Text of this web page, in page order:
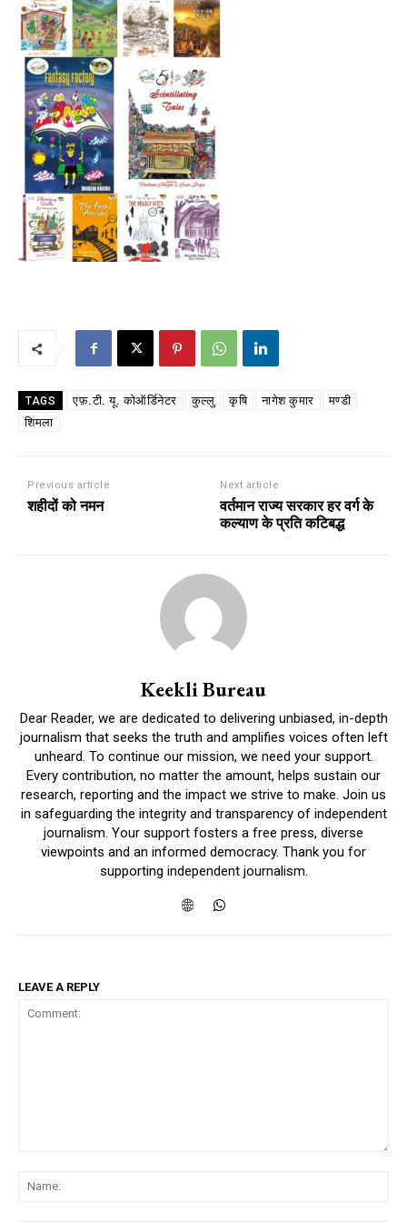
TAGS एफ़.टी. यू. कोऑर्डिनेटर कुल्लु कृषि नागेश कुमार
मण्डी
शिमला
Previous article
शहीदों को नमन
Next article
वर्तमान राज्य सरकार हर वर्ग के
कल्याण के प्रति कटिबद्ध
Keekli Bureau
Dear Reader, we are dedicated to delivering unbiased, in-depth
journalism that seeks the truth and amplifies voices often left
unheard. To continue our mission, we need your support.
Every contribution, no matter the amount, helps sustain our
research, reporting and the impact we strive to make. Join us
in safeguarding the integrity and transparency of independent
journalism. Your support fosters a free press, diverse
viewpoints and an informed democracy. Thank you for
supporting independent journalism.
LEAVE A REPLY